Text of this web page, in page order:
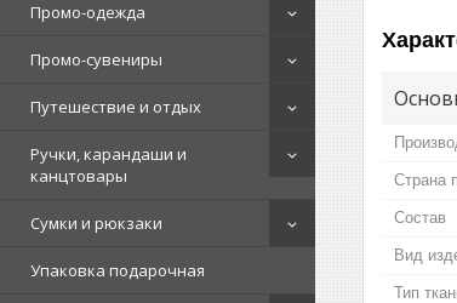
Промо-одежда
Промо-сувениры
Путешествие и отдых
Ручки, карандаши и
канцтовары
Сумки и рюкзаки
Упаковка подарочная
Страна
Состав
Вид
Тип